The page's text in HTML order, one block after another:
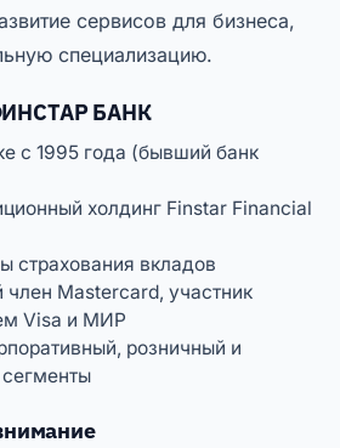
сервисов для бизнеса,
специализацию.
БАНК
с 1995 года (бывший банк
холдинг Finstar Financial
страхования вкладов
Mastercard, участник
Visa и МИР
розничный и